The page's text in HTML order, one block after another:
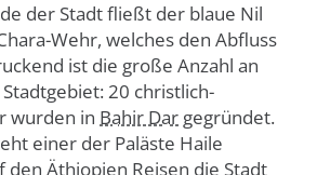
der Stadt fließt der blaue Nil
Wehr, welches den Abfluss
ist die große Anzahl an
20 christlich-
wurden in Bahir Dar gegründet.
einer der Paläste Haile
den Äthiopien Reisen die Stadt